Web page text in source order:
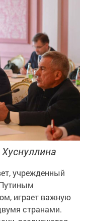
учрежденный
играет важную
странами.